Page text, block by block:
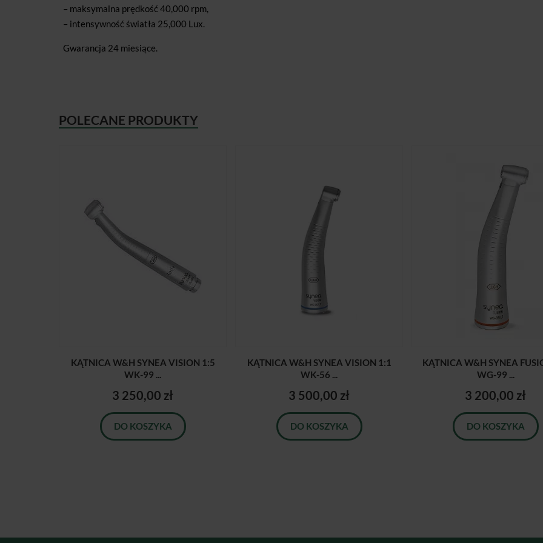
– maksymalna prędkość 40,000 rpm,
– intensywność światła 25,000 Lux.
Gwarancja 24 miesiące.
POLECANE PRODUKTY
KĄTNICA W&H SYNEA VISION 1:5
WK-99 ...
3 250,00 zł
DO KOSZYKA
KĄTNICA W&H SYNEA VISION 1:1
WK-56 ...
3 500,00 zł
DO KOSZYKA
KĄTNICA W&H SYNEA
WG-99 ...
3 200,00 zł
DO KOSZYKA